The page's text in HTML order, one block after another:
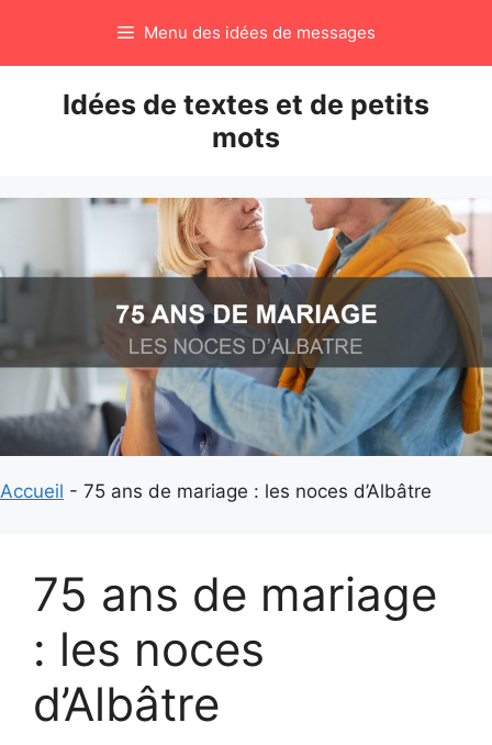
contenu
Menu des idées de messages
Idées de textes et de petits
mots
Accueil - 75 ans de mariage : les noces d’Albâtre
75 ans de mariage
: les noces
d’Albâtre